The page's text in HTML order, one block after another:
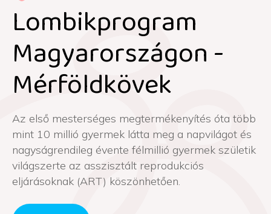
Lombikprogram
Magyarországon -
Mérföldkövek
Az első mesterséges megtermékenyítés óta több
mint 10 millió gyermek látta meg a napvilágot és
nagyságrendileg évente félmillió gyermek születik
világszerte az asszisztált reprodukciós
eljárásoknak (ART) köszönhetően.